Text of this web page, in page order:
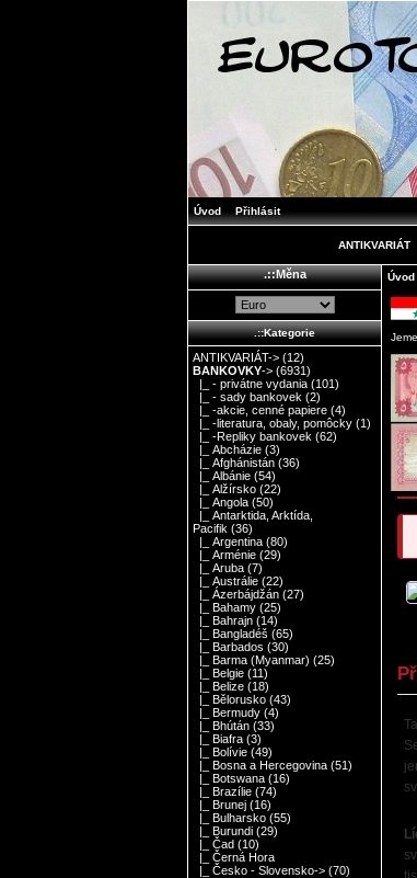
Úvod Přihlásit
ANTIKVARIÁT
.::Měna
.::Kategorie
ANTIKVARIÁT-> (12)
BANKOVKY-> (6931)
|_ - privátne vydania (101)
|_ - sady bankovek (2)
|_ -akcie, cenné papiere (4)
|_ -literatura, obaly, pomôcky (1)
|_ -Repliky bankovek (62)
|_ Abcházie (3)
|_ Afghánistán (36)
|_ Albánie (54)
|_ Alžírsko (22)
|_ Angola (50)
|_ Antarktida, Arktída,
Pacifik (36)
|_ Argentina (80)
|_ Arménie (29)
|_ Aruba (7)
|_ Austrálie (22)
|_ Ázerbájdžán (27)
|_ Bahamy (25)
|_ Bahrajn (14)
|_ Bangladéš (65)
|_ Barbados (30)
|_ Barma (Myanmar) (25)
|_ Belgie (11)
|_ Belize (18)
|_ Bělorusko (43)
|_ Bermudy (4)
|_ Bhútán (33)
|_ Biafra (3)
|_ Bolívie (49)
|_ Bosna a Hercegovina (51)
|_ Botswana (16)
|_ Brazílie (74)
|_ Brunej (16)
|_ Bulharsko (55)
|_ Burundi (29)
|_ Čad (10)
|_ Černá Hora
|_ Česko - Slovensko-> (70)
Úvod